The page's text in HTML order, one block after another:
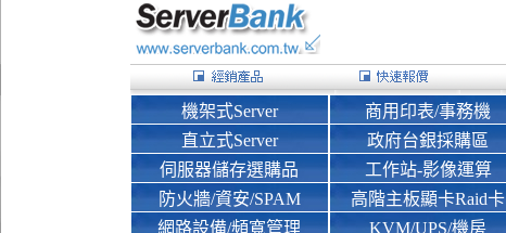
機架式Server
直立式Server
伺服器儲存選購品
防火牆/資安/SPAM
網路設備/頻寬管理
商用印表/事務機
政府台銀採購區
工作站-影像運算
高階主板顯卡Raid卡
KVM/UPS/機房